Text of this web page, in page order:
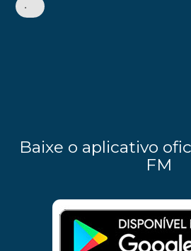
•
Baixe o aplicativo
FM